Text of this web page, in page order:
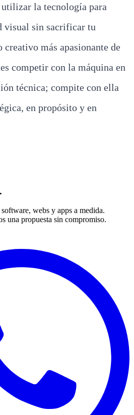
la tecnología para
visual sin sacrificar tu
más apasionante de
competir con la máquina en
técnica; compite con ella
en propósito y en
.
webs y apps a medida.
una propuesta sin compromiso.